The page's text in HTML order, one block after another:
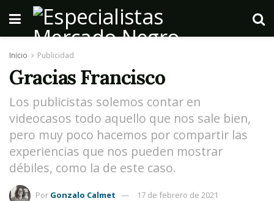
Inicio Publicidad
Gracias Francisco
Los publicistas solemos contar en
videocasos todo aquello que nos sale bien,
pero muy poco hacemos por compartir las
experiencias que nos pueden mostrar
débiles, como la de este caso.
Por Gonzalo Calmet
17 de febrero de 2021